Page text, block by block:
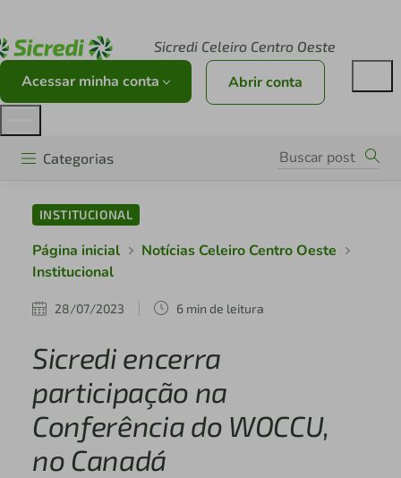
Sicredi Celeiro Centro Oeste
Acessar minha conta Abrir conta
Categorias
INSTITUCIONAL
Página inicial
Notícias Celeiro Centro Oeste
Institucional
28/07/2023 6 min de leitura
Sicredi encerra
participação na
Conferência do WOCCU,
no Canadá